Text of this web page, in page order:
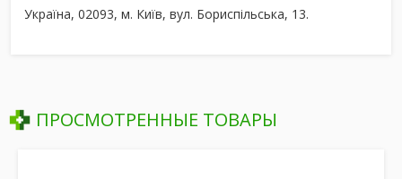
Україна, 02093, м. Київ, вул. Бориспільська, 13.
ПРОСМОТРЕННЫЕ ТОВАРЫ